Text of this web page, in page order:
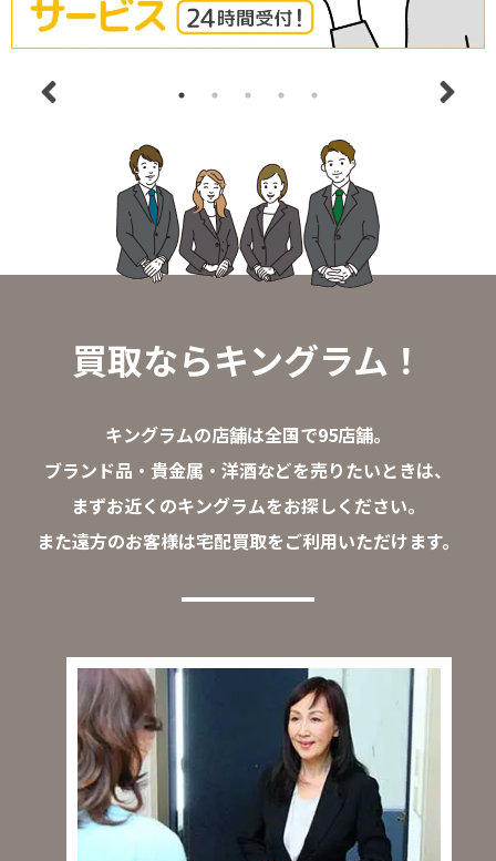
買取ならキングラム！
キングラムの店舗は全国で95店舗。
ブランド品・貴金属・洋酒などを売りたいときは、
まずお近くのキングラムをお探しください。
また遠方のお客様は宅配買取をご利用いただけます。